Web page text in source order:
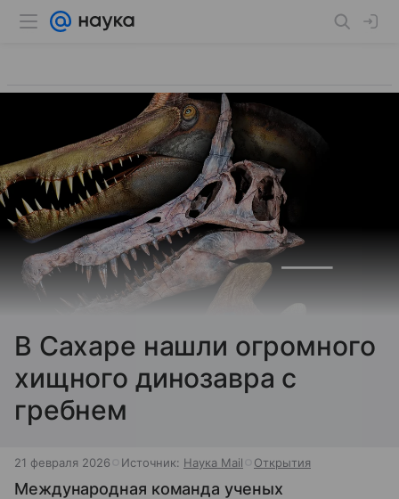
В Сахаре нашли огромного
хищного динозавра с
гребнем
21 февраля 2026 Источник: Наука Mail Открытия
Международная команда ученых